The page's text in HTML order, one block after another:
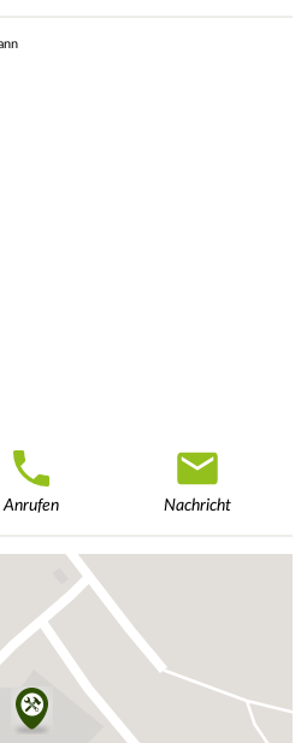
Anrufen Nachricht